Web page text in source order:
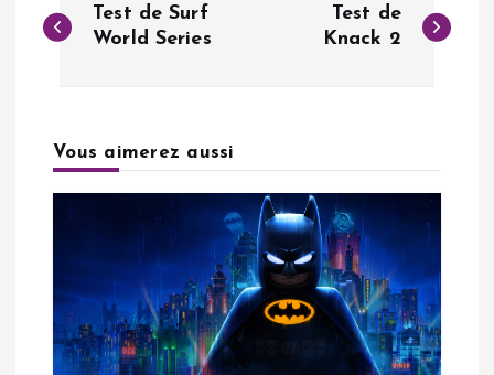
a
t
Test de Surf
World Series
Test de
Knack 2
Vous aimerez aussi